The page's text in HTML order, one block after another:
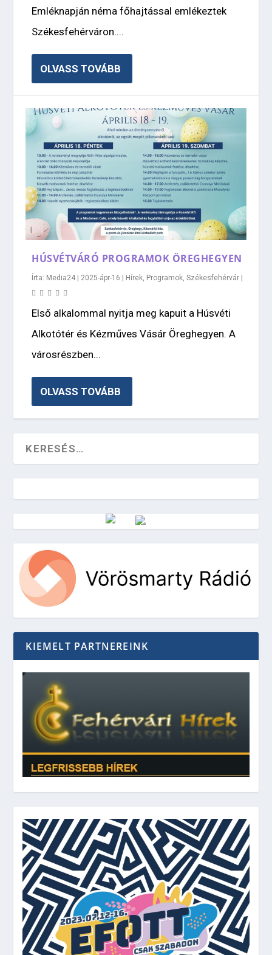
Emléknapján néma főhajtással emlékeztek
Székesfehérváron....
OLVASS TOVÁBB
HÚSVÉTVÁRÓ PROGRAMOK ÖREGHEGYEN
Írta: Media24 2025-ápr-16 Hírek, Programok,Székesfehérvár
Első alkalommal nyitja meg kapuit a Húsvéti
Alkotótér és Kézműves Vásár Öreghegyen. A
városrészben...
OLVASS TOVÁBB
Vörösmarty Rádió
KIEMELT PARTNEREINK